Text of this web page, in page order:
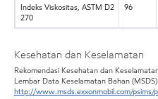
Indeks Viskositas, ASTM D2
270
96
Kesehatan dan Keselamatan
Rekomendasi Kesehatan dan
Lembar Data Keselamatan Bahan (MSDS)
http://www.msds.exxonmobil.com/psims/